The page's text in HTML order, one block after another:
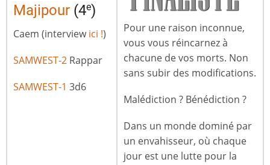
Majipour (4e)
Caem (interviewici !)
SAMWEST-2 Rappar
SAMWEST-1 3d6
Pour une raison inconnue,
vous vous réincarnez à
chacune de vos morts. Non
sans subir des modifications.
Malédiction ? Bénédiction ?
Dans un monde dominé par
un envahisseur, où chaque
jour est une lutte pour la